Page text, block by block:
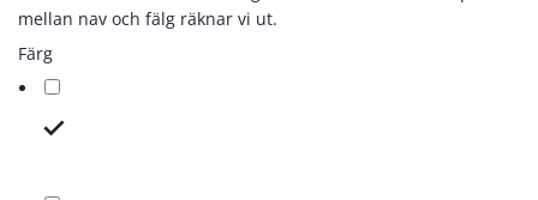
mellan nav och fälg räknar vi ut.
Färg